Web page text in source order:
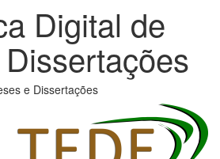
Digital de
e Dissertações